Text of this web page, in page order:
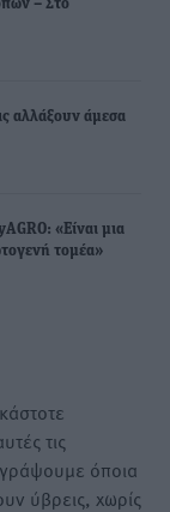
– Στο
αλλάξουν άμεσα
«Είναι μια
τομέα»
τις
όποια
ύβρεις, χωρίς